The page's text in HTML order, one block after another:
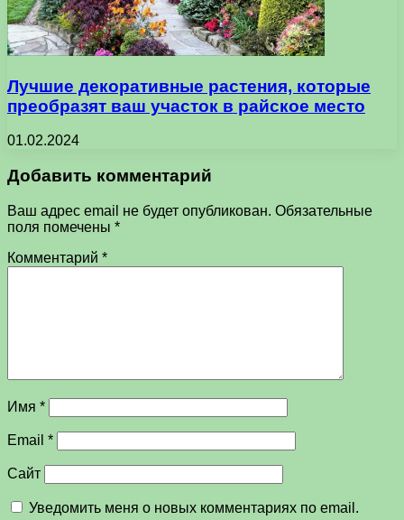
Лучшие декоративные растения, которые
преобразят ваш участок в райское место
01.02.2024
Добавить комментарий
Ваш адрес email не будет опубликован. Обязательные
поля помечены *
Комментарий *
Имя *
Email *
Сайт
Уведомить меня о новых комментариях по email.